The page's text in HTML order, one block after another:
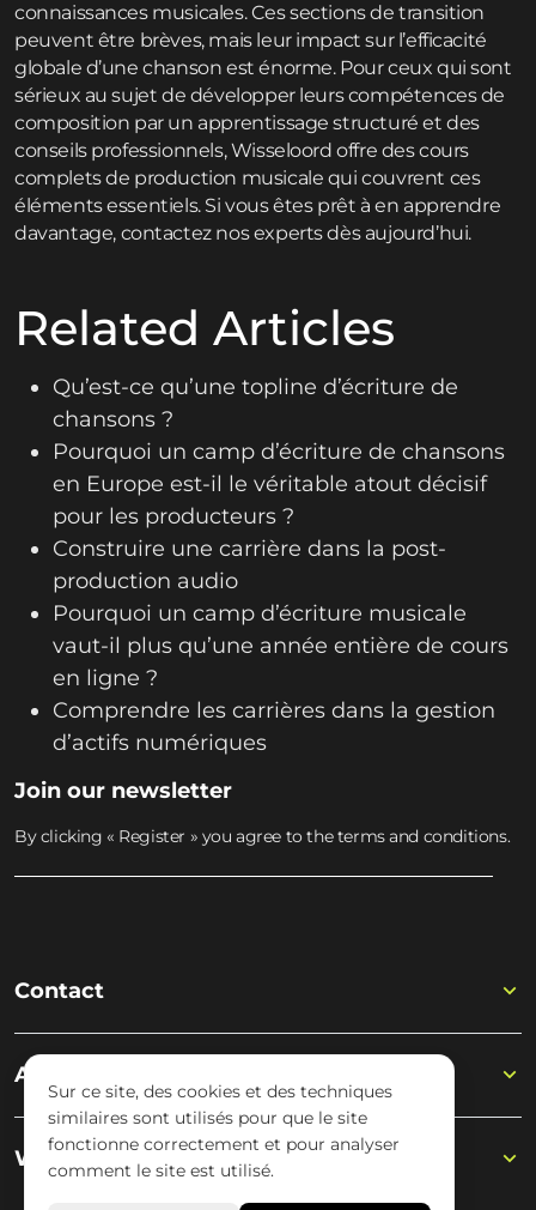
connaissances musicales. Ces sections de transition
peuvent être brèves, mais leur impact sur l’efficacité
globale d’une chanson est énorme. Pour ceux qui sont
sérieux au sujet de développer leurs compétences de
composition par un apprentissage structuré et des
conseils professionnels, Wisseloord offre des cours
complets de production musicale qui couvrent ces
éléments essentiels. Si vous êtes prêt à en apprendre
davantage, contacteznos experts dès aujourd’hui.
Related Articles
Qu’est-ce qu’une topline d’écriture de
chansons ?
Pourquoi un camp d’écriture de chansons
en Europe est-il le véritable atout décisif
pour les producteurs ?
Construire une carrière dans la post-
production audio
Pourquoi un camp d’écriture musicale
vaut-il plus qu’une année entière de cours
en ligne ?
Comprendre les carrières dans la gestion
d’actifs numériques
Join our newsletter
By clicking « Register » you agree to the terms and conditions.
Contact
Academy
Wisseloord
Sur ce site, des cookies et des techniques
similaires sont utilisés pour que le site
fonctionne correctement et pour analyser
comment le site est utilisé.